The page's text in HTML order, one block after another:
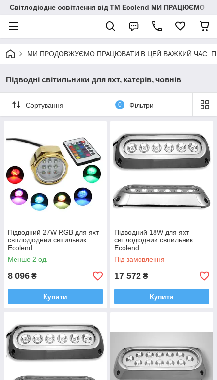
Світлодіодне освітлення від ТМ Ecolend МИ ПРАЦЮЄМО
МИ ПРОДОВЖУЄМО ПРАЦЮВАТИ В ЦЕЙ ВАЖКИЙ ЧАС.
Підводні світильники для яхт, катерів, човнів
Сортування 0 Фільтри
Підводний 27W RGB для яхт
світлодіодний світильник
Ecolend
Менше 2 од.
8 096 ₴
Купити
Підводний 18W для яхт
світлодіодний світильник
Ecolend
Під замовлення
17 572 ₴
Купити